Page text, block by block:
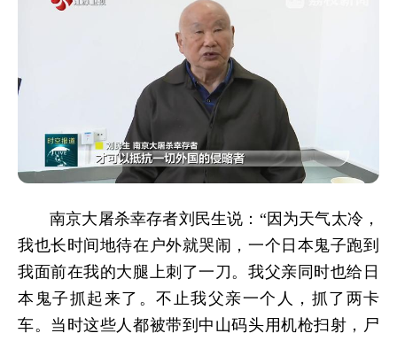
南京大屠杀幸存者刘民生说：“因为天气太冷，
我也长时间地待在户外就哭闹，一个日本鬼子跑到
我面前在我的大腿上刺了一刀。我父亲同时也给日
本鬼子抓起来了。不止我父亲一个人，抓了两卡
车。当时这些人都被带到中山码头用机枪扫射，尸